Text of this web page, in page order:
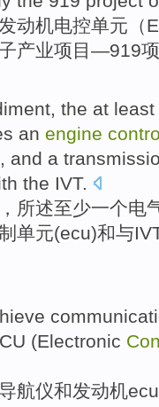
动机电控单元 （
产业项目—919
, the at least
an engine
, and a
the IVT.
，所述至少一个电
单元(ecu)和与
(Electronic
导航仪和发动机ecu